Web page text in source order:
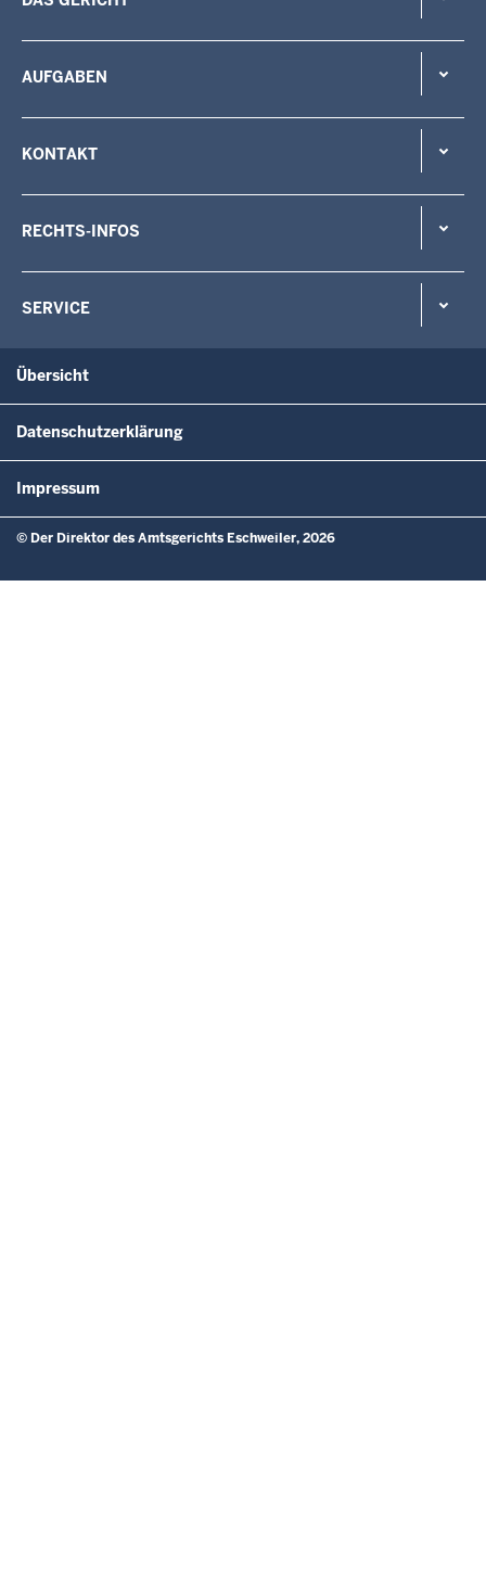
AUFGABEN
KONTAKT
RECHTS-INFOS
SERVICE
Übersicht
Datenschutzerklärung
Impressum
© Der Direktor des Amtsgerichts Eschweiler, 2026